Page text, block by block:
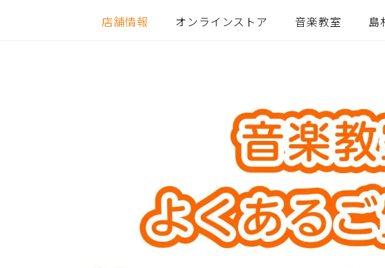
店舗情報 オンラインストア 音楽教室 島